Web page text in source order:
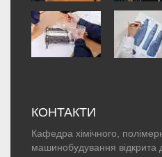
КОНТАКТИ
Кафедра хімічного,
машинобудування відкрита